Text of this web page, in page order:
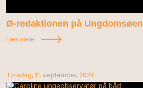
Ø-redaktionen på Ungdomsøen
Læs mere
Torsdag, 11. september, 2025